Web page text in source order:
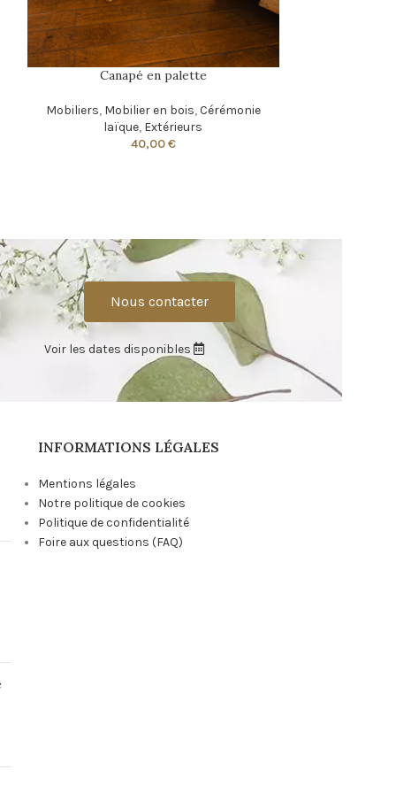
Canapé en palette
Mobiliers, Mobilier en bois,Cérémonie
laïque, Extérieurs
40,00€
Nous contacter
Voir les dates disponibles
INFORMATIONS LÉGALES
Mentions légales
Notre politique de cookies
Politique de confidentialité
Foire aux questions (FAQ)